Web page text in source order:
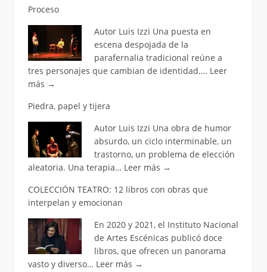
Proceso
Autor Luis Izzi Una puesta en
escena despojada de la
parafernalia tradicional reúne a
tres personajes que cambian de identidad.… Leer
más →
Piedra, papel y tijera
Autor Luis Izzi Una obra de humor
absurdo, un ciclo interminable, un
trastorno, un problema de elección
aleatoria. Una terapia… Leer más →
COLECCIÓN TEATRO: 12 libros con obras que
interpelan y emocionan
En 2020 y 2021, el Instituto Nacional
de Artes Escénicas publicó doce
libros, que ofrecen un panorama
vasto y diverso… Leer más →